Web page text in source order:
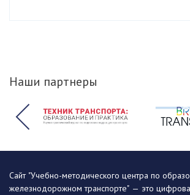
Наши партнеры
Сайт "Учебно-методического центра по
железнодорожном транспорте" — это